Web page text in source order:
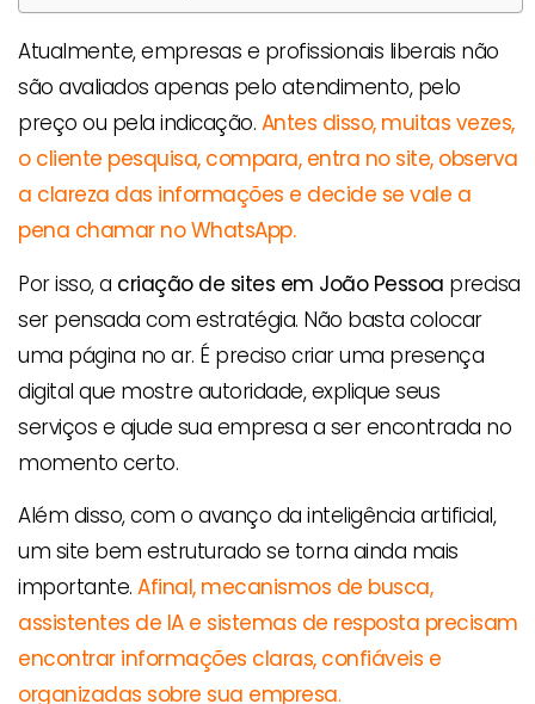
Atualmente, empresas e profissionais liberais não
são avaliados apenas pelo atendimento, pelo
preço ou pela indicação. Antes disso, muitas vezes,
o cliente pesquisa, compara, entra no site, observa
a clareza das informações e decide se vale a
pena chamar no WhatsApp.
Por isso, a criação de sites em João Pessoa precisa
ser pensada com estratégia. Não basta colocar
uma página no ar. É preciso criar uma presença
digital que mostre autoridade, explique seus
serviços e ajude sua empresa a ser encontrada no
momento certo.
Além disso, com o avanço da inteligência artificial,
um site bem estruturado se torna ainda mais
importante. Afinal, mecanismos de busca,
assistentes de IA e sistemas de resposta precisam
encontrar informações claras, confiáveis e
organizadas sobre sua empresa.